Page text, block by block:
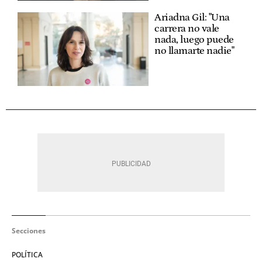
Ariadna Gil: "Una
carrera no vale
nada, luego puede
no llamarte nadie"
Secciones
POLÍTICA